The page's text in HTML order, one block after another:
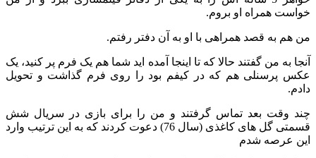
خواست همراه او بروم.
من هم به قصد همراهی با او به آن دفتر رفتم.
آنجا به من گفتند حالا که تا اینجا آمده اید شما هم یک فرم پر کنید، یک
عکس پرسنلی هم که در کیفم بود را روی فرم گذاشت و تحویل
دادم.
چند وقت بعد تماس گرفتند و من را برای بازی در سریال شش
قسمتی گل های کاغذی (سال 76) دعوت کردند که به این ترتیب وارد
این عرصه شدم